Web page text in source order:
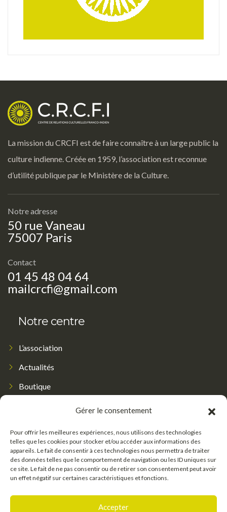
Gérer le consentement
Pour offrir les meilleures expériences, nous utilisons des technologies
telles que les cookies pour stocker et/ou accéder aux informations des
appareils. Le fait de consentir à ces technologies nous permettra de traiter
des données telles que le comportement de navigation ou les ID uniques sur
ce site. Le fait de ne pas consentir ou de retirer son consentement peut avoir
un effet négatif sur certaines caractéristiques et fonctions.
Accepter
La mission du CRCFI est de faire connaître à un large public la
culture indienne. Créée en 1959, l’association est reconnue
d’utilité publique par le Ministère de la Culture.
Notre adresse
50 rue Vaneau
75007 Paris
Contact
01 45 48 04 64
mailcrcfi@gmail.com
Notre centre
L’association
Actualités
Boutique
Nos cours
Cours de Yoga – En semaine
Ateliers de Yoga – Samedi
Ateliers de Yoga – Dimanche